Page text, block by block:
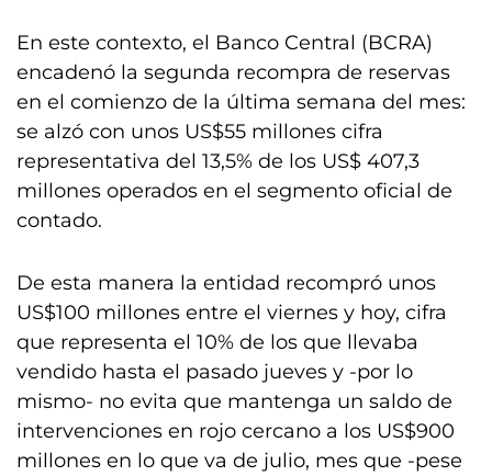
En este contexto, el Banco Central (BCRA)
encadenó la segunda recompra de reservas
en el comienzo de la última semana del mes:
se alzó con unos US$55 millones cifra
representativa del 13,5% de los US$ 407,3
millones operados en el segmento oficial de
contado.
De esta manera la entidad recompró unos
US$100 millones entre el viernes y hoy, cifra
que representa el 10% de los que llevaba
vendido hasta el pasado jueves y -por lo
mismo- no evita que mantenga un saldo de
intervenciones en rojo cercano a los US$900
millones en lo que va de julio, mes que -pese